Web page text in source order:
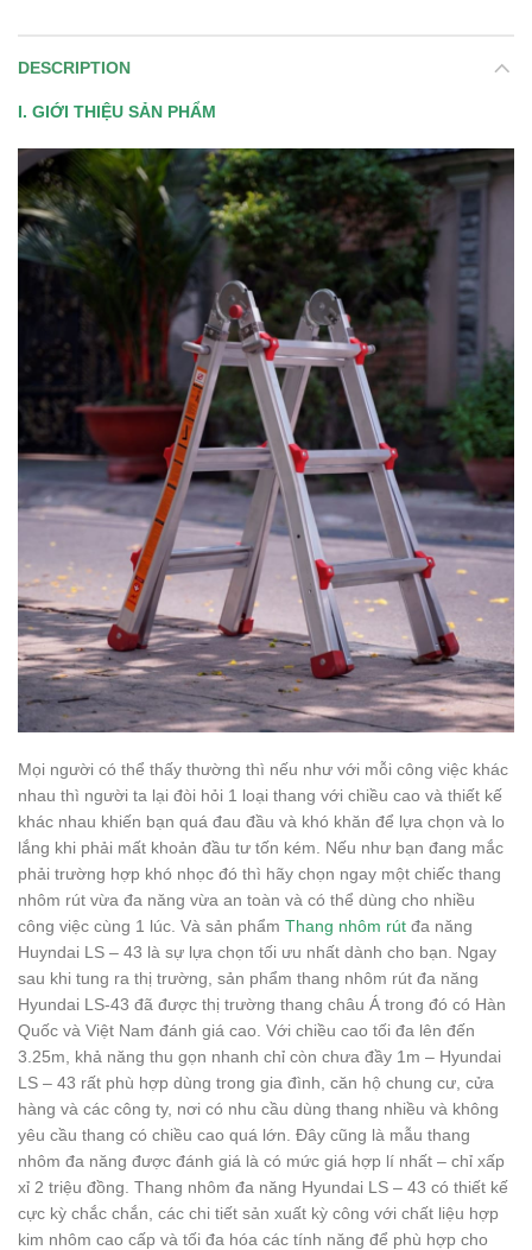
DESCRIPTION
I. GIỚI THIỆU SẢN PHẨM
Mọi người có thể thấy thường thì nếu như với mỗi công việc khác
nhau thì người ta lại đòi hỏi 1 loại thang với chiều cao và thiết kế
khác nhau khiến bạn quá đau đầu và khó khăn để lựa chọn và lo
lắng khi phải mất khoản đầu tư tốn kém. Nếu như bạn đang mắc
phải trường hợp khó nhọc đó thì hãy chọn ngay một chiếc thang
nhôm rút vừa đa năng vừa an toàn và có thể dùng cho nhiều
công việc cùng 1 lúc. Và sản phẩm Thang nhôm rút đa năng
Huyndai LS – 43 là sự lựa chọn tối ưu nhất dành cho bạn. Ngay
sau khi tung ra thị trường, sản phẩm thang nhôm rút đa năng
Hyundai LS-43 đã được thị trường thang châu Á trong đó có Hàn
Quốc và Việt Nam đánh giá cao. Với chiều cao tối đa lên đến
3.25m, khả năng thu gọn nhanh chỉ còn chưa đầy 1m – Hyundai
LS – 43 rất phù hợp dùng trong gia đình, căn hộ chung cư, cửa
hàng và các công ty, nơi có nhu cầu dùng thang nhiều và không
yêu cầu thang có chiều cao quá lớn. Đây cũng là mẫu thang
nhôm đa năng được đánh giá là có mức giá hợp lí nhất – chỉ xấp
xỉ 2 triệu đồng. Thang nhôm đa năng Hyundai LS – 43 có thiết kế
cực kỳ chắc chắn, các chi tiết sản xuất kỳ công với chất liệu hợp
kim nhôm cao cấp và tối đa hóa các tính năng để phù hợp cho